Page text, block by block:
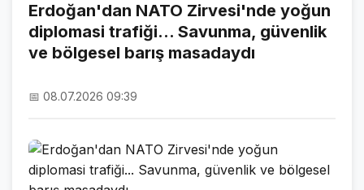
NAMAZ VAKİTLERİ
HAVA DURUMU
NÖBETÇİ ECZANELER
Erdoğan'dan NATO Zirvesi'nde yoğun
diplomasi trafiği... Savunma, güvenlik
ve bölgesel barış masadaydı
📅 08.07.2026 09:39